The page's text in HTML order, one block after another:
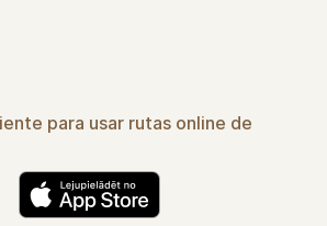
para usar rutas online de